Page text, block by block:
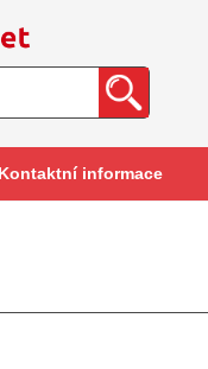
Kontaktní informace